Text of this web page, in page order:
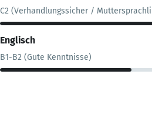
C2 (Verhandlungssicher /
Englisch
B1-B2 (Gute Kenntnisse)